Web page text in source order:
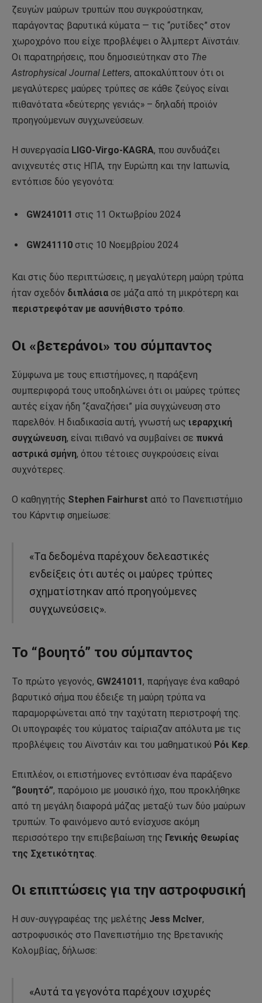
ζευγών μαύρων τρυπών που συγκρούστηκαν,
παράγοντας βαρυτικά κύματα — τις “ρυτίδες” στον
χωροχρόνο που είχε προβλέψει ο Άλμπερτ Αϊνστάιν.
Οι παρατηρήσεις, που δημοσιεύτηκαν στο The
Astrophysical Journal Letters, αποκαλύπτουν ότι οι
μεγαλύτερες μαύρες τρύπες σε κάθε ζεύγος είναι
πιθανότατα «δεύτερης γενιάς» – δηλαδή προϊόν
προηγούμενων συγχωνεύσεων.
Η συνεργασία LIGO-Virgo-KAGRA, που συνδυάζει
ανιχνευτές στις ΗΠΑ, την Ευρώπη και την Ιαπωνία,
εντόπισε δύο γεγονότα:
GW241011 στις 11 Οκτωβρίου 2024
GW241110 στις 10 Νοεμβρίου 2024
Και στις δύο περιπτώσεις, η μεγαλύτερη μαύρη τρύπα
ήταν σχεδόν διπλάσια σε μάζα από τη μικρότερη και
περιστρεφόταν με ασυνήθιστο τρόπο.
Οι «βετεράνοι» του σύμπαντος
Σύμφωνα με τους επιστήμονες, η παράξενη
συμπεριφορά τους υποδηλώνει ότι οι μαύρες τρύπες
αυτές είχαν ήδη “ξαναζήσει” μία συγχώνευση στο
παρελθόν. Η διαδικασία αυτή, γνωστή ως ιεραρχική
συγχώνευση, είναι πιθανό να συμβαίνει σε πυκνά
αστρικά σμήνη, όπου τέτοιες συγκρούσεις είναι
συχνότερες.
Ο καθηγητής Stephen Fairhurst από το Πανεπιστήμιο
του Κάρντιφ σημείωσε:
«Τα δεδομένα παρέχουν δελεαστικές
ενδείξεις ότι αυτές οι μαύρες τρύπες
σχηματίστηκαν από προηγούμενες
συγχωνεύσεις».
Το “βουητό” του σύμπαντος
Το πρώτο γεγονός, GW241011, παρήγαγε ένα καθαρό
βαρυτικό σήμα που έδειξε τη μαύρη τρύπα να
παραμορφώνεται από την ταχύτατη περιστροφή της.
Οι υπογραφές του κύματος ταίριαζαν απόλυτα με τις
προβλέψεις του Αϊνστάιν και του μαθηματικού Ρόι Κερ
Επιπλέον, οι επιστήμονες εντόπισαν ένα παράξενο
“βουητό”, παρόμοιο με μουσικό ήχο, που προκλήθηκε
από τη μεγάλη διαφορά μάζας μεταξύ των δύο μαύρων
τρυπών. Το φαινόμενο αυτό ενίσχυσε ακόμη
περισσότερο την επιβεβαίωση της Γενικής Θεωρίας
της Σχετικότητας.
Οι επιπτώσεις για την αστροφυσική
Η συν-συγγραφέας της μελέτης Jess McIver,
αστροφυσικός στο Πανεπιστήμιο της Βρετανικής
Κολομβίας, δήλωσε:
«Αυτά τα γεγονότα παρέχουν ισχυρές